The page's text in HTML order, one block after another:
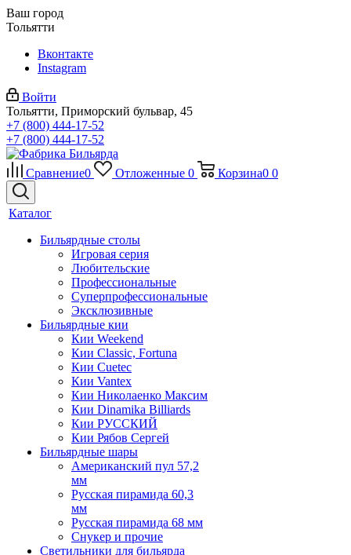
Ваш город
Тольятти
Вконтакте
Instagram
Войти
Тольятти, Приморский бульвар, 45
+7 (800) 444-17-52
+7 (800) 444-17-52
Сравнение0 Отложенные 0 Корзина0 0
Каталог
Бильярдные столы
Игровая серия
Любительские
Профессиональные
Суперпрофессиональные
Эксклюзивные
Бильярдные кии
Кии Weekend
Кии Classic, Fortuna
Кии Cuetec
Кии Vantex
Кии Николаенко Максим
Кии Dinamika Billiards
Кии РУССКИЙ
Кии Рябов Сергей
Бильярдные шары
Американский пул 57,2
мм
Русская пирамида 60,3
мм
Русская пирамида 68 мм
Снукер и прочие
Светильники для бильярда